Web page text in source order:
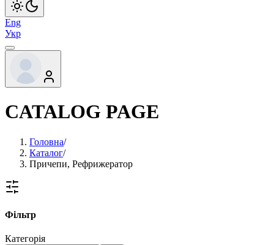
Eng
Укр
CATALOG PAGE
Головна/
Каталог/
Причепи, Рефрижератор
Фільтр
Категорія